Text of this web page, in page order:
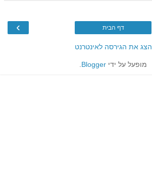
› דף הבית
הצג את הגירסה לאינטרנט
מופעל על ידי Blogger